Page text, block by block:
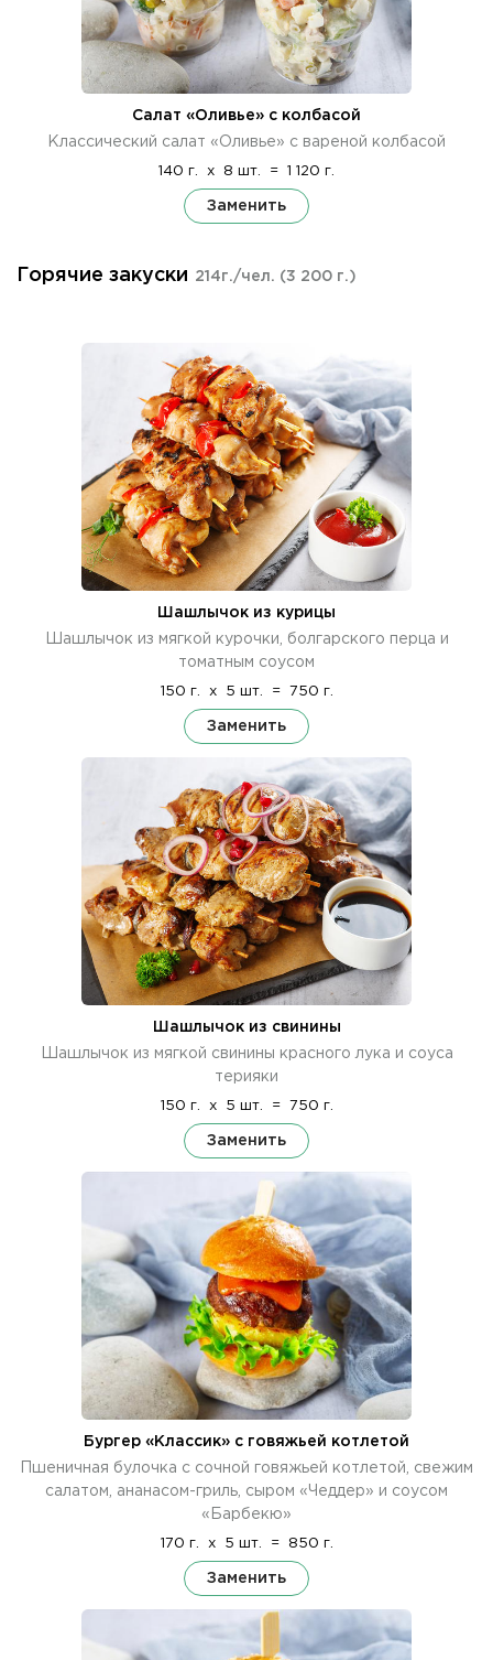
Салат «Оливье» с колбасой
Классический салат «Оливье» с вареной колбасой
140 г. x 8 шт. = 1 120 г.
Заменить
Горячие закуски 214г./чел. (3 200 г.)
Шашлычок из курицы
Шашлычок из мягкой курочки, болгарского перца и
томатным соусом
150 г. x 5 шт. = 750 г.
Заменить
Шашлычок из свинины
Шашлычок из мягкой свинины красного лука и соуса
терияки
150 г. x 5 шт. = 750 г.
Заменить
Бургер «Классик» с говяжьей котлетой
Пшеничная булочка с сочной говяжьей котлетой, свежим
салатом, ананасом-гриль, сыром «Чеддер» и соусом
«Барбекю»
170 г. x 5 шт. = 850 г.
Заменить